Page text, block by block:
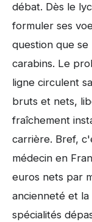
débat. Dès le
formuler ses
question que
carabins. Le
ligne circulent
bruts et nets,
fraîchement
carrière. Bref,
médecin en
euros nets par
ancienneté et
spécialités